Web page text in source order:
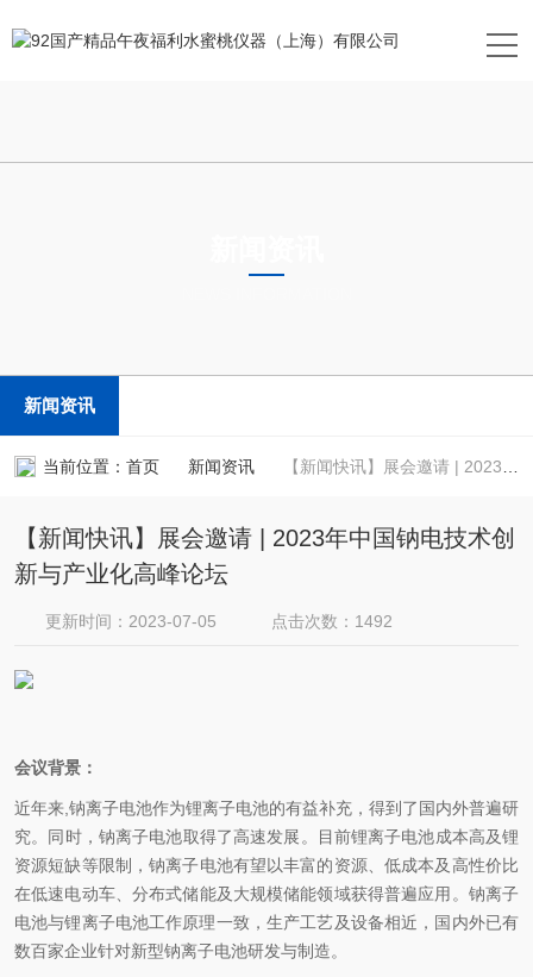
新闻资讯
当前位置： 首页 新闻资讯 【新闻快讯】展会邀请 | 2023年中国钠电技术创新与产业化高峰论坛
【新闻快讯】展会邀请 | 2023年中国钠电技术创
新与产业化高峰论坛
更新时间：2023-07-05 点击次数：1492
会议背景：
近年来 钠离子电池作为锂离子电池的有益补充，得到了国内外普遍研
究。同时，钠离子电池取得了高速发展。目前锂离子电池成本高及锂
资源短缺等限制，钠离子电池有望以丰富的资源、低成本及高性价比
在低速电动车、分布式储能及大规模储能领域获得普遍应用。钠离子
电池与锂离子电池工作原理一致，生产工艺及设备相近，国内外已有
数百家企业针对新型钠离子电池研发与制造。